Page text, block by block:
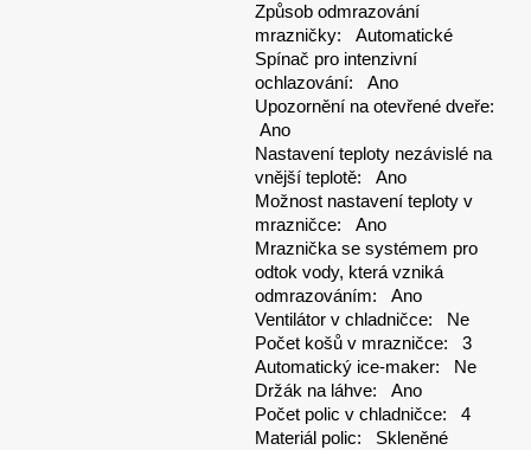
Způsob odmrazování
mrazničky: Automatické
Spínač pro intenzivní
ochlazování: Ano
Upozornění na otevřené dveře:
Ano
Nastavení teploty nezávislé na
vnější teplotě: Ano
Možnost nastavení teploty v
mrazničce: Ano
Mraznička se systémem pro
odtok vody, která vzniká
odmrazováním: Ano
Ventilátor v chladničce: Ne
Počet košů v mrazničce: 3
Automatický ice-maker: Ne
Držák na láhve: Ano
Počet polic v chladničce: 4
Materiál polic: Skleněné